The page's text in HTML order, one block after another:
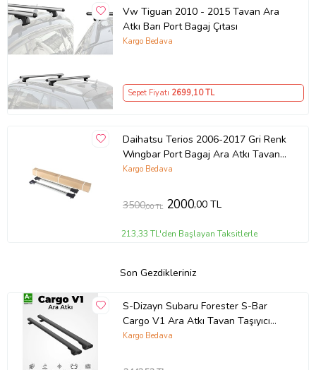
Vw Tiguan 2010 - 2015 Tavan Ara
Atkı Barı Port Bagaj Çıtası
Kargo Bedava
Sepet Fiyatı 2699,10 TL
Daihatsu Terios 2006-2017 Gri Renk
Wıngbar Port Bagaj Ara Atkı Tavan
Barı Arabar 105 cm
Kargo Bedava
3500,00 TL 2000,00 TL
213,33 TL'den Başlayan Taksitlerle
Son Gezdikleriniz
S-Dizayn Subaru Forester S-Bar
Cargo V1 Ara Atkı Tavan Taşıyıcı
Barı Siyah 130 Cm 2008-2012 A+
Kargo Bedava